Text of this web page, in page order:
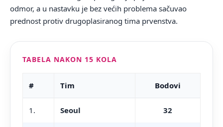
odmor, a u nastavku je bez većih problema sačuvao
prednost protiv drugoplasiranog tima prvenstva.
TABELA NAKON 15 KOLA
# Tim Bodovi
1. Seoul 32